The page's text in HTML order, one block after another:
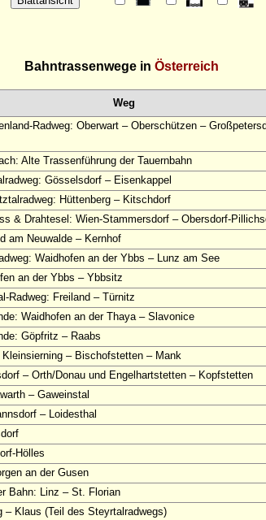
Bahntrassenwege in Österreich
Weg
Radweg: Oberwart – Oberschützen –
Alte Trassenführung der Tauernbahn
Gösselsdorf – Eisenkappel
Hüttenberg – Kitschdorf
& Drahtesel: Wien-Stammersdorf – Obersdorf-
am Neuwalde – Kernhof
Waidhofen an der Ybbs – Lunz am See
an der Ybbs – Ybbsitz
Radweg: Freiland – Türnitz
Waidhofen an der Thaya – Slavonice
Göpfritz – Raabs
Kleinsierning – Bischofstetten – Mank
– Orth/Donau und Engelhartstetten – Kopfstetten
– Gaweinstal
– Loidesthal
Hölles
an der Gusen
Bahn: Linz – St. Florian
– Klaus (Teil des Steyrtalradwegs)